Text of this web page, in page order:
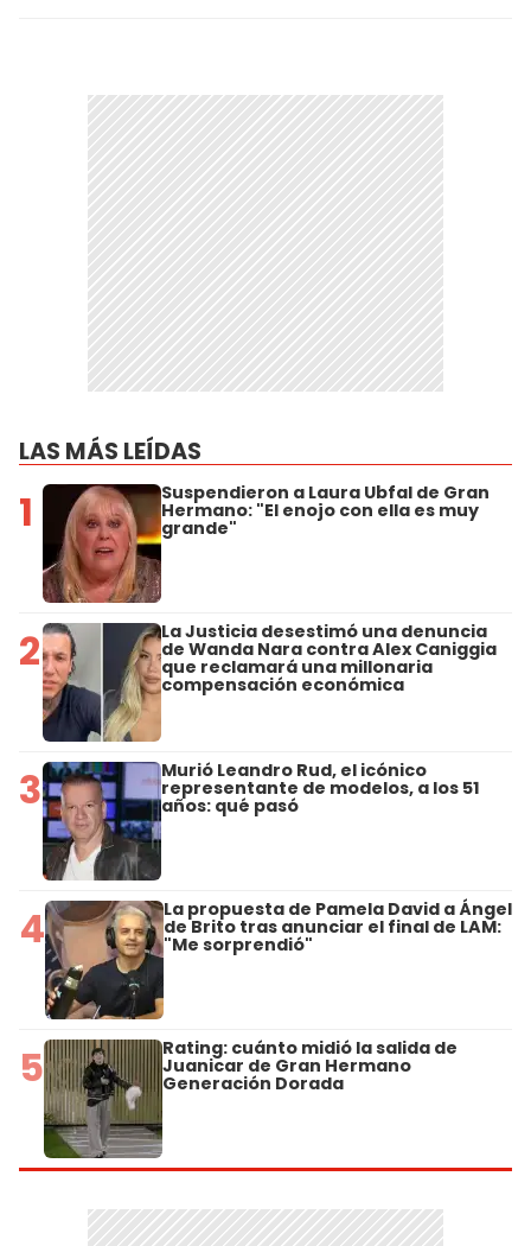
LAS MÁS LEÍDAS
1 Suspendieron a Laura Ubfal de Gran
Hermano: "El enojo con ella es muy
grande"
2 La Justicia desestimó una denuncia
de Wanda Nara contra Alex Caniggia
que reclamará una millonaria
compensación económica
3 Murió Leandro Rud, el icónico
representante de modelos, a los 51
años: qué pasó
4 La propuesta de Pamela David a Ángel
de Brito tras anunciar el final de LAM:
"Me sorprendió"
5 Rating: cuánto midió la salida de
Juanicar de Gran Hermano
Generación Dorada